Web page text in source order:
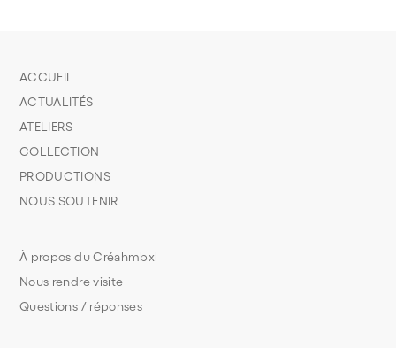
À propos du Créahmbxl
Nous rendre visite
Questions / réponses
ACCUEIL
ACTUALITÉS
ATELIERS
COLLECTION
PRODUCTIONS
NOUS SOUTENIR